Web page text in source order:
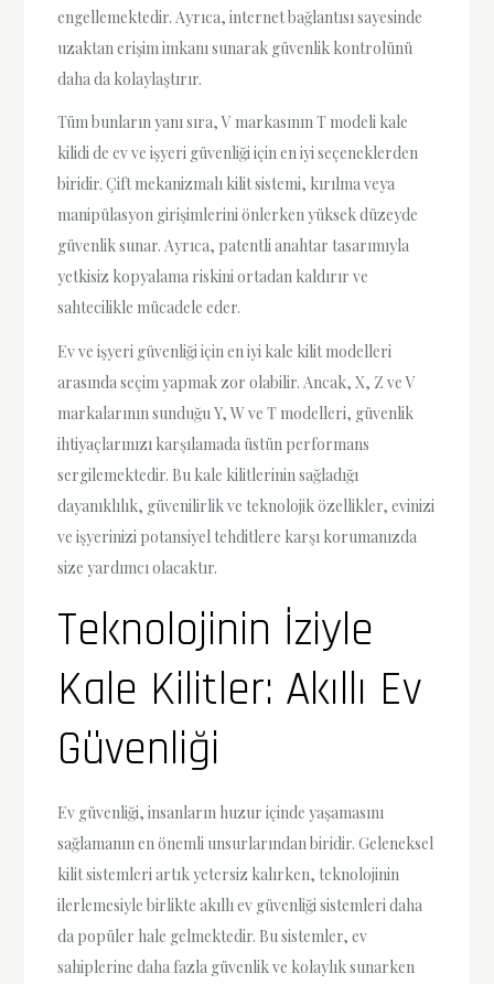
engellemektedir. Ayrıca, internet bağlantısı sayesinde
uzaktan erişim imkanı sunarak güvenlik kontrolünü
daha da kolaylaştırır.
Tüm bunların yanı sıra, V markasının T modeli kale
kilidi de ev ve işyeri güvenliği için en iyi seçeneklerden
biridir. Çift mekanizmalı kilit sistemi, kırılma veya
manipülasyon girişimlerini önlerken yüksek düzeyde
güvenlik sunar. Ayrıca, patentli anahtar tasarımıyla
yetkisiz kopyalama riskini ortadan kaldırır ve
sahtecilikle mücadele eder.
Ev ve işyeri güvenliği için en iyi kale kilit modelleri
arasında seçim yapmak zor olabilir. Ancak, X, Z ve V
markalarının sunduğu Y, W ve T modelleri, güvenlik
ihtiyaçlarınızı karşılamada üstün performans
sergilemektedir. Bu kale kilitlerinin sağladığı
dayanıklılık, güvenilirlik ve teknolojik özellikler, evinizi
ve işyerinizi potansiyel tehditlere karşı korumanızda
size yardımcı olacaktır.
Teknolojinin İziyle
Kale Kilitler: Akıllı Ev
Güvenliği
Ev güvenliği, insanların huzur içinde yaşamasını
sağlamanın en önemli unsurlarından biridir. Geleneksel
kilit sistemleri artık yetersiz kalırken, teknolojinin
ilerlemesiyle birlikte akıllı ev güvenliği sistemleri daha
da popüler hale gelmektedir. Bu sistemler, ev
sahiplerine daha fazla güvenlik ve kolaylık sunarken